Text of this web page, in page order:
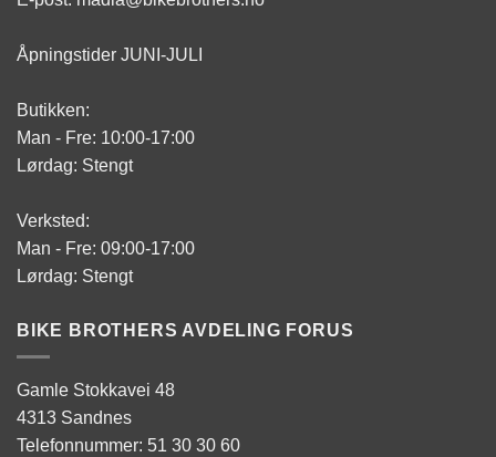
Åpningstider JUNI-JULI
Butikken:
Man - Fre: 10:00-17:00
Lørdag: Stengt
Verksted:
Man - Fre: 09:00-17:00
Lørdag: Stengt
BIKE BROTHERS AVDELING FORUS
Gamle Stokkavei 48
4313 Sandnes
Telefonnummer: 51 30 30 60